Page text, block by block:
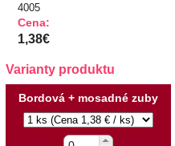
Bižutérny kútik
Doplnky
4005
Cena:
1,38€
Varianty produktu
Bordová + mosadné zuby